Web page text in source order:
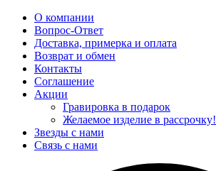
О компании
Вопрос-Ответ
Доставка, примерка и оплата
Возврат и обмен
Контакты
Соглашение
Акции
Гравировка в подарок
Желаемое изделие в рассрочку!
Звезды с нами
Связь с нами